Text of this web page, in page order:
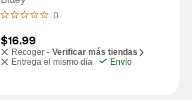
0
$16.99
Recoger - Verificar más tiendas
Entrega el mismo día
Envío